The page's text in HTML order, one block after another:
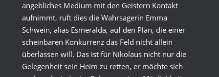
angebliches Medium mit den Geistern Kontakt
aufnimmt, ruft dies die Wahrsagerin Emma
Schwein, alias Esmeralda, auf den Plan, die einer
scheinbaren Konkurrenz das Feld nicht allein
überlassen will. Das ist für Nikolaus nicht nur die
Gelegenheit sein Heim zu retten, er möchte sich